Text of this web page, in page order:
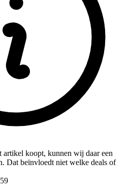
koopt, kunnen wij daar een
Dat beïnvloedt niet welke deals of